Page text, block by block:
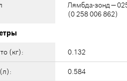
Лямбда-зонд —
(0 258 006 862)
(кг): 0.132
0.584